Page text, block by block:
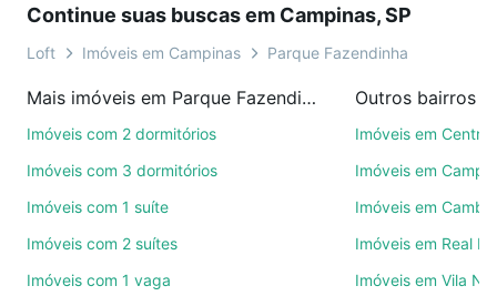
videochamada, é grátis, sem compromisso e você
ainda conta com mais de 46 mil corretores e
de imóveis.
ruas, bairros e até condomínios favoritos. Você
também pode usar os filtros como quantidade de
quartos, suítes, com ou sem vaga de garagem para
Continue suas buscas em Campinas, SP
Loft Imóveis em Campinas Parque Fazendinha
Mais imóveis em Parque Fazendinha
Imóveis com 2 dormitórios
Imóveis com 3 dormitórios
Imóveis com 1 suíte
Imóveis com 2 suítes
Imóveis com 1 vaga
Outros bairros
Imóveis em Centro
Imóveis em
Imóveis em Cambuí
Imóveis em Real
Imóveis em Vila